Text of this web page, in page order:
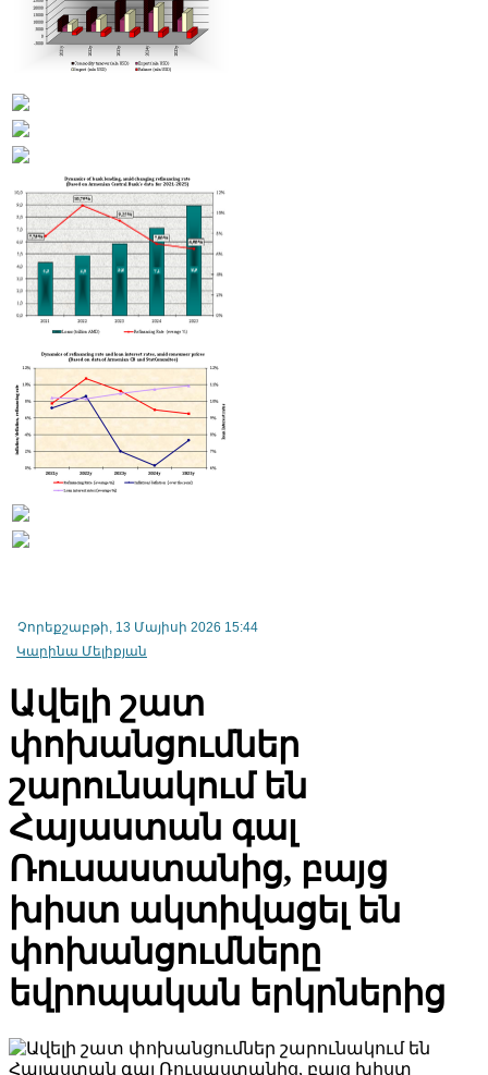
արդյունաբերության նախարարի տեղակալ
Հայաստանի հյուրանոցները կդասակարգվեն Hotelstars Union-ի
չափորոշիչներով
Հայաստանում բարելավվել են հարկային օրենսդրությանը
ցուցանիշները
Էկոնոմիկայի նախարարությունում քննարկել են TRIP ծրագրի
իրագործման մեխանիզմների կատարելագործումը
Հայաստանից արտահանման ոլորտում առաջատար դիրք է
զբաղեցնում հանքային հումքը, իսկ ներմուծման ոլորտում՝
մեքենաներն ու մեխանիզմները
Չորեքշաբթի, 13 Մայիսի 2026 15:44
Կարինա Մելիքյան
Ավելի շատ
փոխանցումներ
շարունակում են
Հայաստան գալ
Ռուսաստանից, բայց
խիստ ակտիվացել են
փոխանցումները
եվրոպական երկրներից